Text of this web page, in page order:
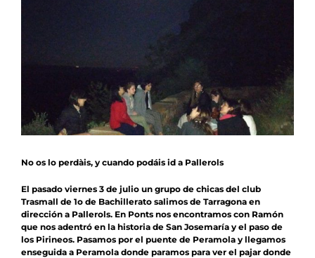
No os lo perdàis, y cuando podáis id a Pallerols
El pasado viernes 3 de julio un grupo de chicas del club
Trasmall de 1o de Bachillerato salimos de Tarragona en
dirección a Pallerols. En Ponts nos encontramos con Ramón
que nos adentró en la historia de San Josemaría y el paso de
los Pirineos. Pasamos por el puente de Peramola y llegamos
enseguida a Peramola donde paramos para ver el pajar donde